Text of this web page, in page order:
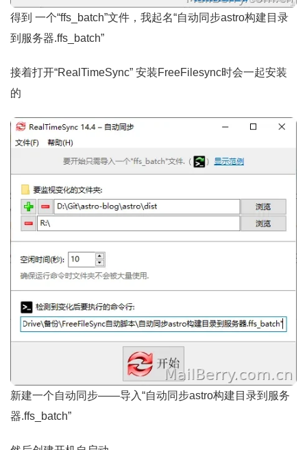
得到 一个“ffs_batch”文件，我起名“自动同步astro构建目录
到服务器.ffs_batch”
接着打开“RealTimeSync” 安装FreeFilesync时会一起安装
的
新建一个自动同步——导入“自动同步astro构建目录到服务
器.ffs_batch”